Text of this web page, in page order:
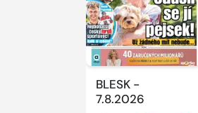
BLESK -
7.8.2026